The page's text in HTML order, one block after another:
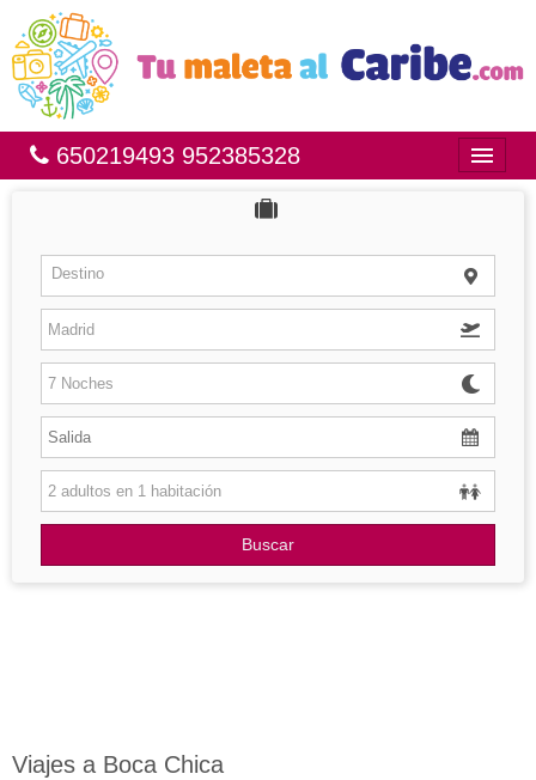
650219493 952385328
Bahía Príncipe
México
República Dominicana
Brasil
Islas
Hoteles
Destino
Buscar
Viajes a Boca Chica